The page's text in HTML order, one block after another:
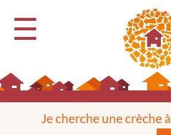
☰
Je cherche une crèche à